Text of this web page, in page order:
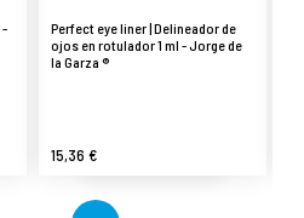
-
Perfect eye liner | Delineador de
ojos en rotulador 1 ml - Jorge de
la Garza ®
15,36 €